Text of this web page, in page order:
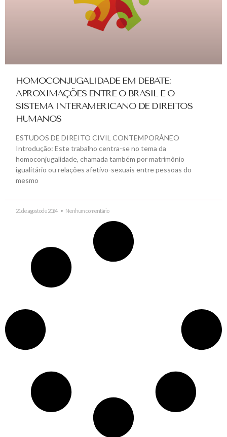
HOMOCONJUGALIDADE EM DEBATE:
APROXIMAÇÕES ENTRE O BRASIL E O
SISTEMA INTERAMERICANO DE DIREITOS
HUMANOS
ESTUDOS DE DIREITO CIVIL CONTEMPORÂNEO
Introdução: Este trabalho centra-se no tema da
homoconjugalidade, chamada também por matrimônio
igualitário ou relações afetivo-sexuais entre pessoas do
mesmo
21 de agosto de 2024 Nenhum comentário